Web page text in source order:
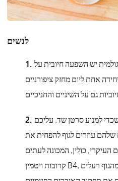
לנשים
יש השפעה חיובית על
אחת ליום מחזק ציפורניים
למנוע סרטן שד, עליכם
שלהם עוזרים לגוף להפחית את
העיקרי, כולין, המכונה לעתים
קרובות ויטמין B4, יכולת לתקן רקמות ולהסיר מהגוף רעלים